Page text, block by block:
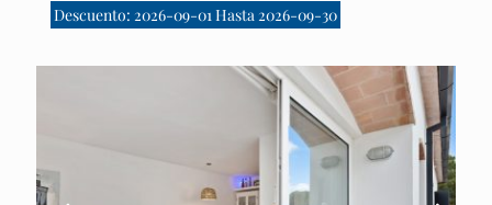
Descuento: 2026-09-01 Hasta 2026-09-30